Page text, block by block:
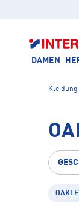
DAMEN
Kleidung